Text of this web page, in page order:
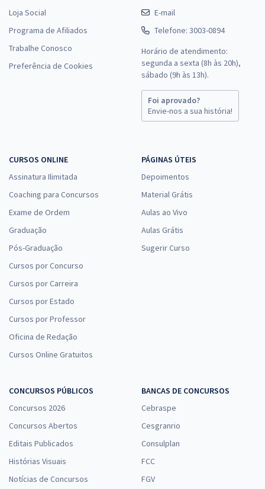
Loja Social
Programa de Afiliados
Trabalhe Conosco
Preferência de Cookies
E-mail
Telefone: 3003-0894
Horário de atendimento:
segunda a sexta (8h às 20h),
sábado (9h às 13h).
Foi aprovado?
Envie-nos a sua história!
CURSOS ONLINE
Assinatura Ilimitada
Coaching para Concursos
Exame de Ordem
Graduação
Pós-Graduação
Cursos por Concurso
Cursos por Carreira
Cursos por Estado
Cursos por Professor
Oficina de Redação
Cursos Online Gratuitos
PÁGINAS ÚTEIS
Depoimentos
Material Grátis
Aulas ao Vivo
Aulas Grátis
Sugerir Curso
CONCURSOS PÚBLICOS
Concursos 2026
Concursos Abertos
Editais Publicados
Histórias Visuais
Notícias de Concursos
BANCAS DE CONCURSOS
Cebraspe
Cesgranrio
Consulplan
FCC
FGV